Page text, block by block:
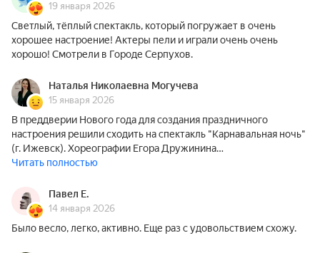
19 января 2026
Светлый, тёплый спектакль, который погружает в очень
хорошее настроение! Актеры пели и играли очень очень
хорошо! Смотрели в Городе Серпухов.
Наталья Николаевна Могучева
15 января 2026
В преддверии Нового года для создания праздничного
настроения решили сходить на спектакль "Карнавальная ночь"
(г. Ижевск). Хореографии Егора Дружинина…
Читать полностью
Павел Е.
14 января 2026
Было весло, легко, активно. Еще раз с удовольствием схожу.